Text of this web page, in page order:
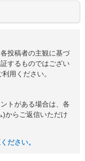
投稿者の主観に基づ
するものではござい
用ください。
トがある場合は、各
)からご返信いただけ
ださい。